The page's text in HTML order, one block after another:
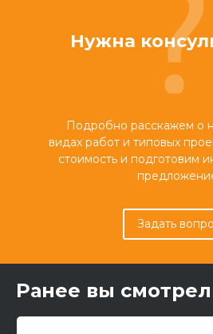
Нужна
Подробно расскажем о
видах работ и типовых
стоимость и подготовим
Задать
Ранее вы